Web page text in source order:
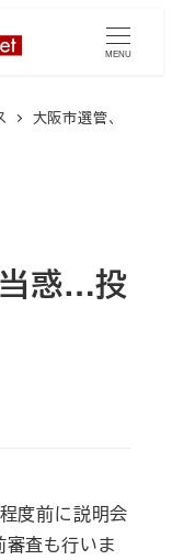
MENU
大阪市選管、
当惑…投
度前に説明会
審査も行いま